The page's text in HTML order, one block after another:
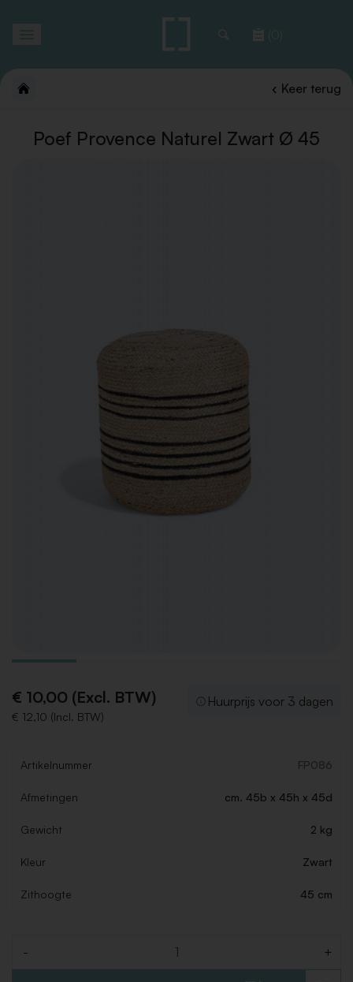
(0)
Keer terug
Poef Provence Naturel Zwart Ø 45
€ 10,00 (Excl. BTW)
€ 12,10 (Incl. BTW)
Huurprijs voor 3 dagen
Artikelnummer FP086
Afmetingen cm. 45b x 45h x 45d
Gewicht 2 kg
Kleur Zwart
Zithoogte 45 cm
- +